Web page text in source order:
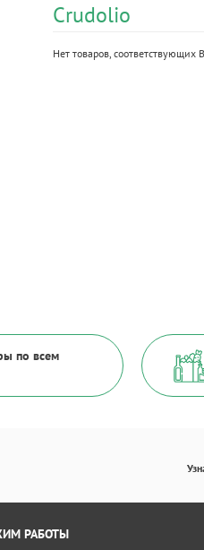
Crudolio
Нет товаров, соответствующих
по всем
РАБОТЫ